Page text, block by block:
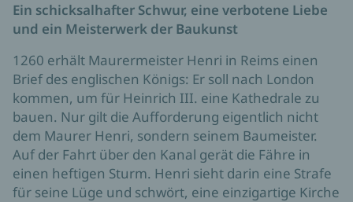
Ein schicksalhafter Schwur, eine verbotene Liebe
und ein Meisterwerk der Baukunst
1260 erhält Maurermeister Henri in Reims einen
Brief des englischen Königs: Er soll nach London
kommen, um für Heinrich III. eine Kathedrale zu
bauen. Nur gilt die Aufforderung eigentlich nicht
dem Maurer Henri, sondern seinem Baumeister.
Auf der Fahrt über den Kanal gerät die Fähre in
einen heftigen Sturm. Henri sieht darin eine Strafe
für seine Lüge und schwört, eine einzigartige Kirche